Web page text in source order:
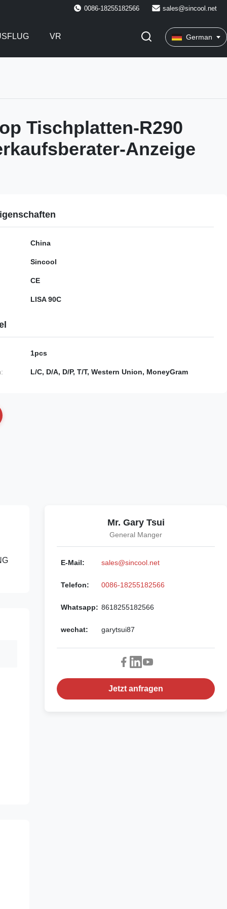
0086-18255182566 sales@sincool.net
VR German
Tischplatten-R290
Anzeige
China
Sincool
CE
LISA 90C
1pcs
L/C, D/A, D/P, T/T, Western Union, MoneyGram
Mr. Gary Tsui
General Manger
E-Mail: sales@sincool.net
Telefon: 0086-18255182566
Whatsapp: 8618255182566
wechat: garytsui87
Jetzt anfragen